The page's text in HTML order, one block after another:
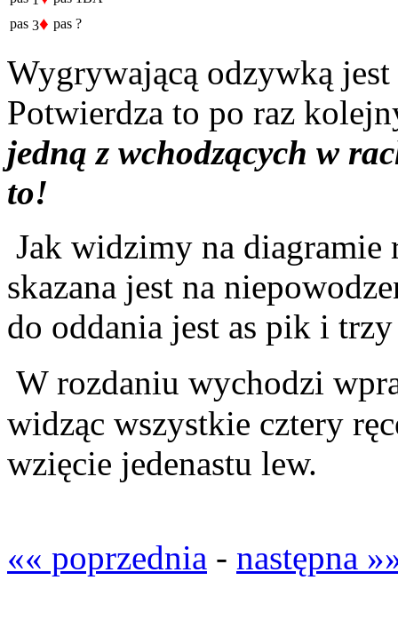
pas 3♦ pas ?
Wygrywającą odzywką
Potwierdza to po raz
jedną z wchodzących w
to!
Jak widzimy na
skazana jest na
do oddania jest as pik i
W rozdaniu wychodzi
widząc wszystkie cztery
wzięcie jedenastu lew.
«« poprzednia - następna